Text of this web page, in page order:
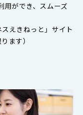
用ができ、スムーズ
えきねっと」サイト
ます）